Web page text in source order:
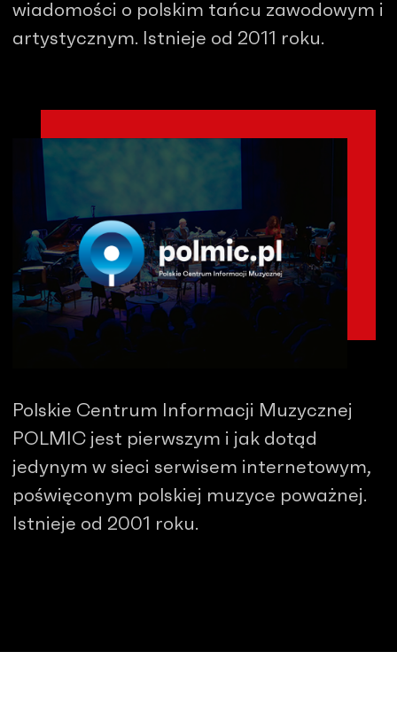
wiadomości o polskim tańcu zawodowym i
artystycznym. Istnieje od 2011 roku.
Polskie Centrum Informacji Muzycznej
POLMIC jest pierwszym i jak dotąd
jedynym w sieci serwisem internetowym,
poświęconym polskiej muzyce poważnej.
Istnieje od 2001 roku.